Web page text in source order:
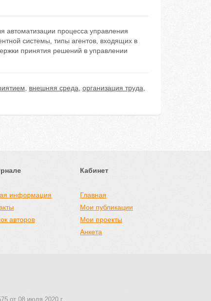
автоматизации процесса управления
системы, типы агентов, входящих в
принятия решений в управлении
внешняя среда организация труда
информация
авторов
Кабинет
Главная
Мои публикации
Мои проекты
Анкета
от 08 июля 2020 г